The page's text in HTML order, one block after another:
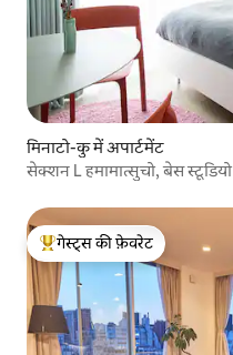
मिनाटो-कु में अपार्टमेंट
सेक्शन L हमामात्सुचो, बेस
गेस्ट्स का टॉप फ़ेवरेट
गेस्ट्स की फ़ेवरेट